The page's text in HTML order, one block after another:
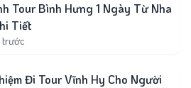
Tour Bình Hưng 1 Ngày Từ Nha
Tiết
Đi Tour Vĩnh Hy Cho Người